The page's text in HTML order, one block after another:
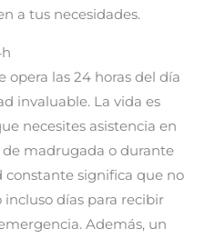
a tus necesidades.
opera las 24 horas del día
invaluable. La vida es
necesites asistencia en
madrugada o durante
constante significa que no
incluso días para recibir
Además, un